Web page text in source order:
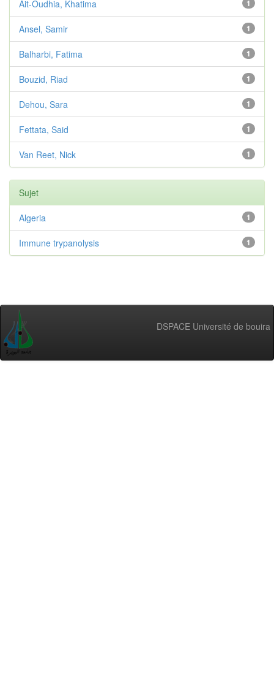
1
Ait-Oudhia, Khatima
1
Ansel, Samir
1
Balharbi, Fatima
1
Bouzid, Riad
1
Dehou, Sara
1
Fettata, Said
1
Van Reet, Nick
Sujet
1
Algeria
1
Immune trypanolysis
DSPACE Université de bouira